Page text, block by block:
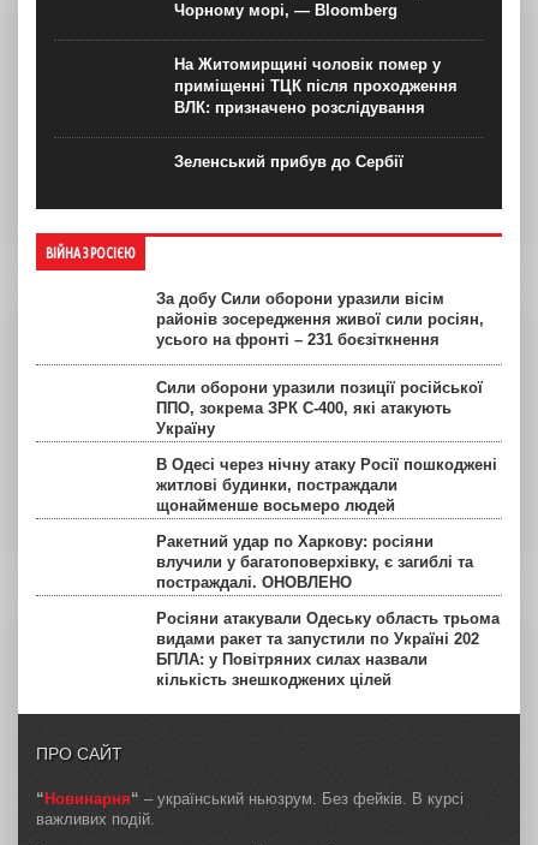
Чорному морі, — Bloomberg
На Житомирщині чоловік помер у
приміщенні ТЦК після проходження
ВЛК: призначено розслідування
Зеленський прибув до Сербії
ВІЙНА З РОСІЄЮ
За добу Сили оборони уразили вісім
районів зосередження живої сили росіян,
усього на фронті – 231 боєзіткнення
Сили оборони уразили позиції російської
ППО, зокрема ЗРК С-400, які атакують
Україну
В Одесі через нічну атаку Росії пошкоджені
житлові будинки, постраждали
щонайменше восьмеро людей
Ракетний удар по Харкову: росіяни
влучили у багатоповерхівку, є загиблі та
постраждалі. ОНОВЛЕНО
Росіяни атакували Одеську область трьома
видами ракет та запустили по Україні 202
БПЛА: у Повітряних силах назвали
кількість знешкоджених цілей
ПРО САЙТ
“ Новинарня“ – український ньюзрум. Без фейків. В курсі
важливих подій.